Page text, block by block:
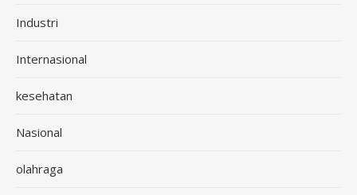
Industri
Internasional
kesehatan
Nasional
olahraga